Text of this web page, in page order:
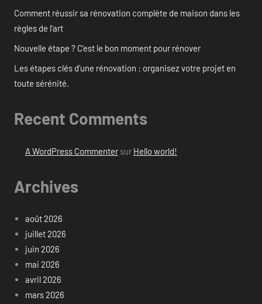
Comment réussir sa rénovation complète de maison dans les
règles de l’art
Nouvelle étape ? C’est le bon moment pour rénover
Les étapes clés d’une rénovation : organisez votre projet en
toute sérénité.
Recent Comments
A WordPress Commentersur Hello world!
Archives
août 2026
juillet 2026
juin 2026
mai 2026
avril 2026
mars 2026